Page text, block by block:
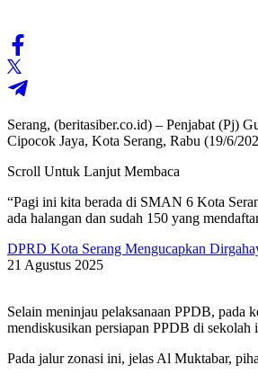
Serang, (beritasiber.co.id) – Penjabat (Pj)
Cipocok Jaya, Kota Serang, Rabu (19/6/
Scroll Untuk Lanjut Membaca
“Pagi ini kita berada di SMAN 6 Kota
ada halangan dan sudah 150 yang
DPRD Kota Serang Mengucapkan
21 Agustus 2025
Selain meninjau pelaksanaan PPDB, pada
mendiskusikan persiapan PPDB di
Pada jalur zonasi ini, jelas Al Muktabar,